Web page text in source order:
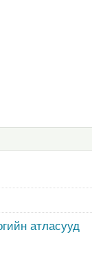
атласууд